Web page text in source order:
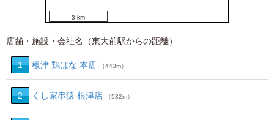
3 km
店舗・施設・会社名（東大前駅からの距離）
1 根津 鶏はな 本店 （443m）
2 くし家串猿 根津店 （532m）